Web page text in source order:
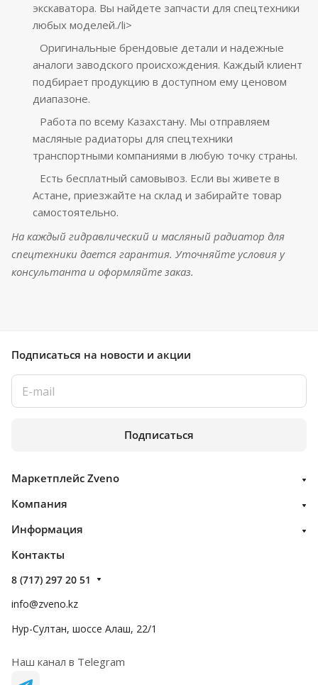
экскаватора. Вы найдете запчасти для спецтехники
любых моделей./li>
Оригинальные брендовые детали и надежные
аналоги заводского происхождения. Каждый клиент
подбирает продукцию в доступном ему ценовом
диапазоне.
Работа по всему Казахстану. Мы отправляем
масляные радиаторы для спецтехники
транспортными компаниями в любую точку страны.
Есть бесплатный самовывоз. Если вы живете в
Астане, приезжайте на склад и забирайте товар
самостоятельно.
На каждый гидравлический и масляный радиатор для
спецтехники дается гарантия. Уточняйте условия у
консультанта и оформляйте заказ.
Подписаться на новости и акции
Подписаться
Маркетплейс Zveno
Компания
Информация
Контакты
8 (717) 297 20 51
info@zveno.kz
Нур-Султан, шоссе Алаш, 22/1
Наш канал в Telegram